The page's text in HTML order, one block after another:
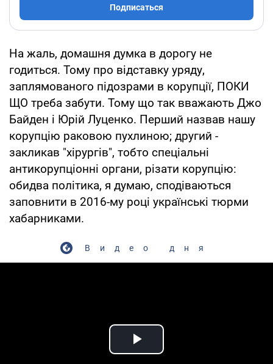
Подписаться
На жаль, домашня думка в дорогу не
годиться. Тому про відставку уряду,
заплямованого підозрами в корупції, ПОКИ
ЩО треба забути. Тому що так вважають Джо
Байден і Юрій Луценко. Перший назвав нашу
корупцію раковою пухлиною; другий -
закликав "хірургів", тобто спеціальні
антикорупціонні органи, різати корупцію:
обидва політика, я думаю, сподіваються
заповнити в 2016-му році українські тюрми
хабарниками.
Видео дня
Play Video